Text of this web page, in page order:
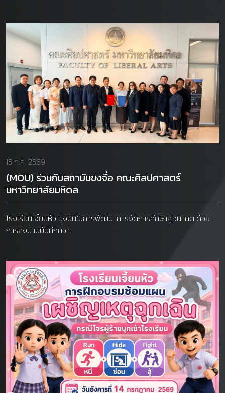
15 ก.ค. 2569
(MOU) ร่วมกับสถาบันขงจื่อ คณะศิลปศาสตร์
มหาวิทยาลัยมหิดล
โรงเรียนเจี้ยนหัว มุ่งมั่นในการพัฒนาการจัดการศึกษาสู่อนาคต ด้วย
การลงนามบันทึกควา...